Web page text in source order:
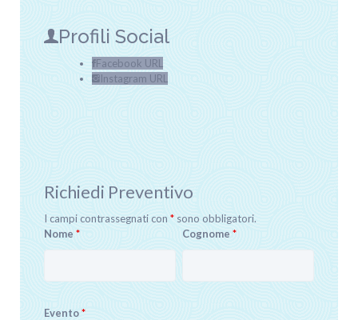
Profili Social
Facebook URL
Instagram URL
Richiedi Preventivo
I campi contrassegnati con * sono obbligatori.
Nome * Cognome*
Evento*